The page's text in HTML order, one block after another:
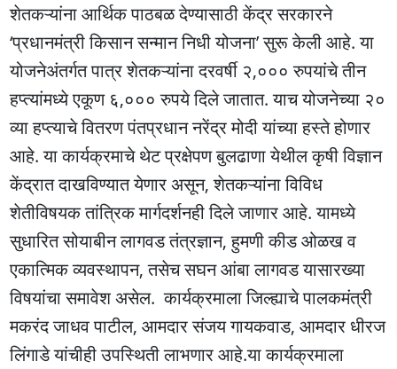
शेतकऱ्यांना आर्थिक पाठबळ देण्यासाठी केंद्र सरकारने
‘प्रधानमंत्री किसान सन्मान निधी योजना’ सुरू केली आहे. या
योजनेअंतर्गत पात्र शेतकऱ्यांना दरवर्षी २,००० रुपयांचे तीन
हप्त्यांमध्ये एकूण ६,००० रुपये दिले जातात. याच योजनेच्या २०
व्या हप्त्याचे वितरण पंतप्रधान नरेंद्र मोदी यांच्या हस्ते होणार
आहे. या कार्यक्रमाचे थेट प्रक्षेपण बुलढाणा येथील कृषी विज्ञान
केंद्रात दाखविण्यात येणार असून, शेतकऱ्यांना विविध
शेतीविषयक तांत्रिक मार्गदर्शनही दिले जाणार आहे. यामध्ये
सुधारित सोयाबीन लागवड तंत्रज्ञान, हुमणी कीड ओळख व
एकात्मिक व्यवस्थापन, तसेच सघन आंबा लागवड यासारख्या
विषयांचा समावेश असेल. कार्यक्रमाला जिल्ह्याचे पालकमंत्री
मकरंद जाधव पाटील, आमदार संजय गायकवाड, आमदार धीरज
लिंगाडे यांचीही उपस्थिती लाभणार आहे.या कार्यक्रमाला